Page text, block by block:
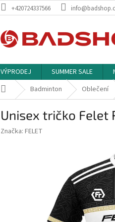
+420724337566
VÝPRODEJ SUMMER SALE
Domů Badminton Oblečení
Unisex tričko Felet
Značka: FELET